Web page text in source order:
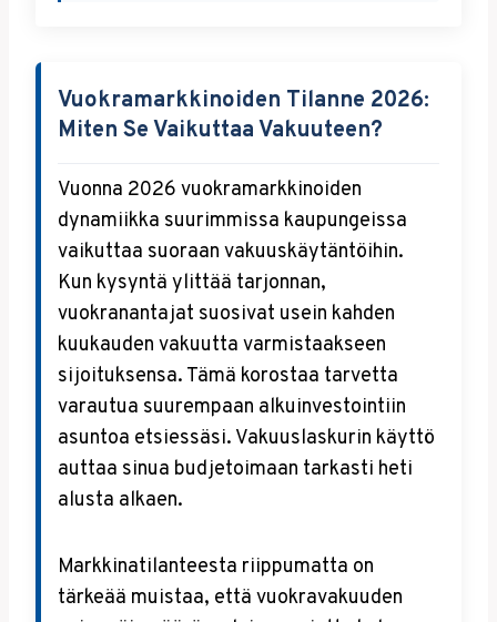
Vuokramarkkinoiden Tilanne 2026:
Miten Se Vaikuttaa Vakuuteen?
Vuonna 2026 vuokramarkkinoiden
dynamiikka suurimmissa kaupungeissa
vaikuttaa suoraan vakuuskäytäntöihin.
Kun kysyntä ylittää tarjonnan,
vuokranantajat suosivat usein kahden
kuukauden vakuutta varmistaakseen
sijoituksensa. Tämä korostaa tarvetta
varautua suurempaan alkuinvestointiin
asuntoa etsiessäsi. Vakuuslaskurin käyttö
auttaa sinua budjetoimaan tarkasti heti
alusta alkaen.
Markkinatilanteesta riippumatta on
tärkeää muistaa, että vuokravakuuden